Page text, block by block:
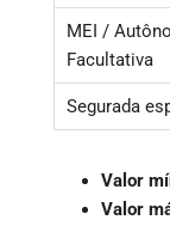
MEI /
Facultativa
Segurada
Valor
Valor